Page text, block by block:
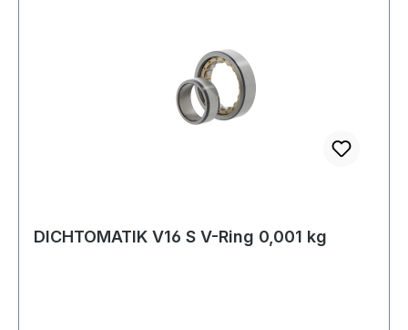
DICHTOMATIK V16 S V-Ring 0,001 kg